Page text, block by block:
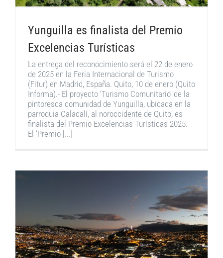
Yunguilla es finalista del Premio
Excelencias Turísticas
La entrega del reconocimiento será el 22 de enero
de 2025 en la Feria Internacional de Turismo
(Fitur) en Madrid, España. Quito, 10 de enero (Quito
Informa).- El proyecto ‘Turismo Comunitario’ de la
pintoresca comunidad de Yunguilla, ubicada en la
parroquia Calacalí, al noroccidente de Quito, es
finalista del Premio Excelencias Turísticas 2025.
El ‘Premio [...]